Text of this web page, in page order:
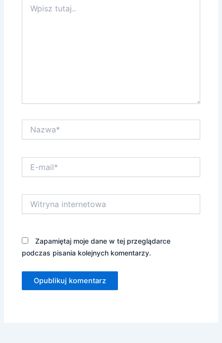
tutaj..
mail*
internetowa
Zapamiętaj moje dane w tej przeglądarce
podczas pisania kolejnych komentarzy.